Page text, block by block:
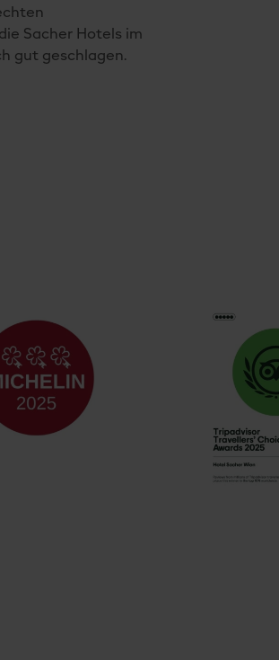
Sacher Hotels im
gut geschlagen.